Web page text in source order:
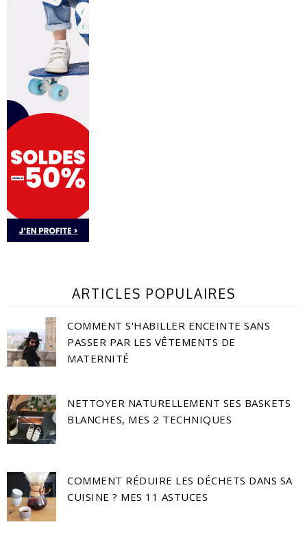
ARTICLES POPULAIRES
COMMENT S'HABILLER ENCEINTE SANS
PASSER PAR LES VÊTEMENTS DE
MATERNITÉ
NETTOYER NATURELLEMENT SES BASKETS
BLANCHES, MES 2 TECHNIQUES
COMMENT RÉDUIRE LES DÉCHETS DANS SA
CUISINE ? MES 11 ASTUCES